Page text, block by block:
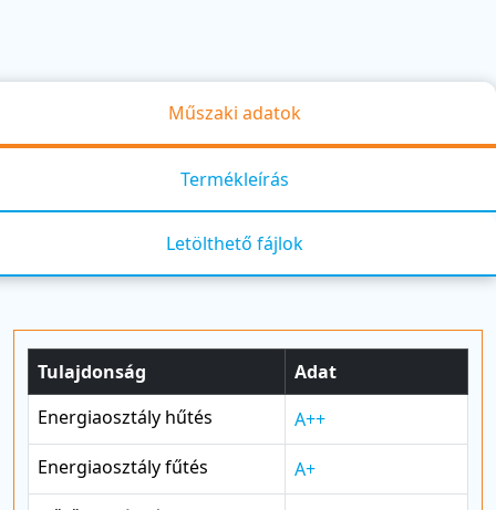
Műszaki adatok
Termékleírás
Letölthető fájlok
Tulajdonság
Adat
Energiaosztály hűtés
A++
Energiaosztály fűtés
A+